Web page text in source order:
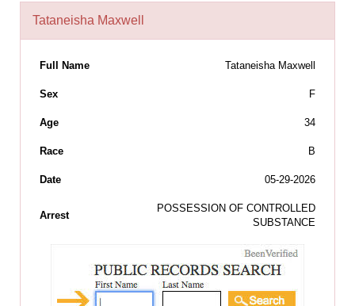
Tataneisha Maxwell
Full Name Tataneisha Maxwell
Sex F
Age 34
Race B
Date 05-29-2026
Arrest
POSSESSION OF CONTROLLED
SUBSTANCE